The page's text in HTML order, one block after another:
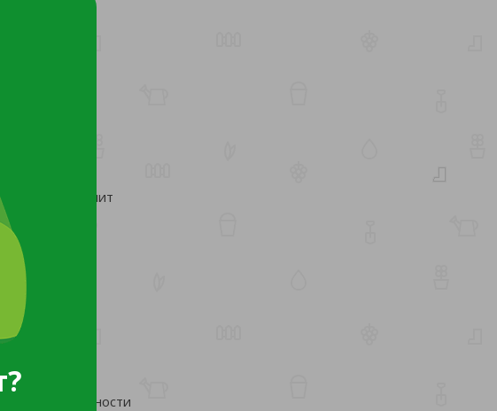
Соцветия
менее
Не терпит
компактности